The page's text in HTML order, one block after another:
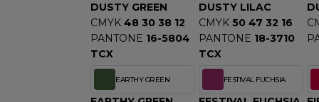
DUSTY GREEN
CMYK 48 30 38 12
PANTONE 16-5804
TCX
DUSTY LILAC
CMYK 50 47 32 16
PANTONE 18-3710
TCX
EARTHY GREEN FESTIVAL FUCHSIA